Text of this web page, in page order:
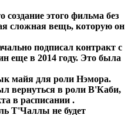
создание этого фильма без
сложная вещь, которую он
подписал контракт с
еще в 2014 году. Это была
майя для роли Нэмора.
вернуться в роли В'Каби,
в расписании .
Т'Чаллы не будет